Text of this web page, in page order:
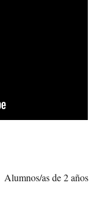
Alumnos/as de 2 años